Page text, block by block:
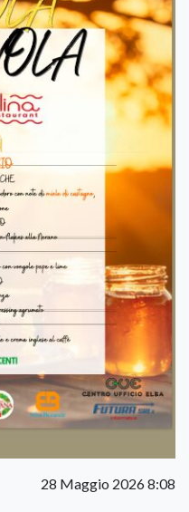
28 Maggio 2026 8:08